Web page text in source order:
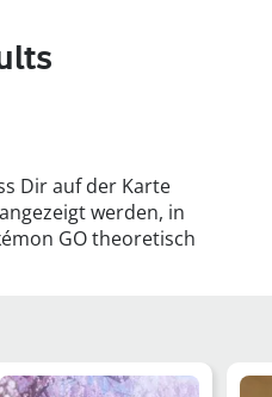
Dir auf der Karte
werden, in
GO theoretisch